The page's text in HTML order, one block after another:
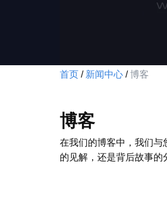
​首页 / ​新闻中心 /​博客
​博客
在我们的​​博客中，我们与
的见解，还是背后故事